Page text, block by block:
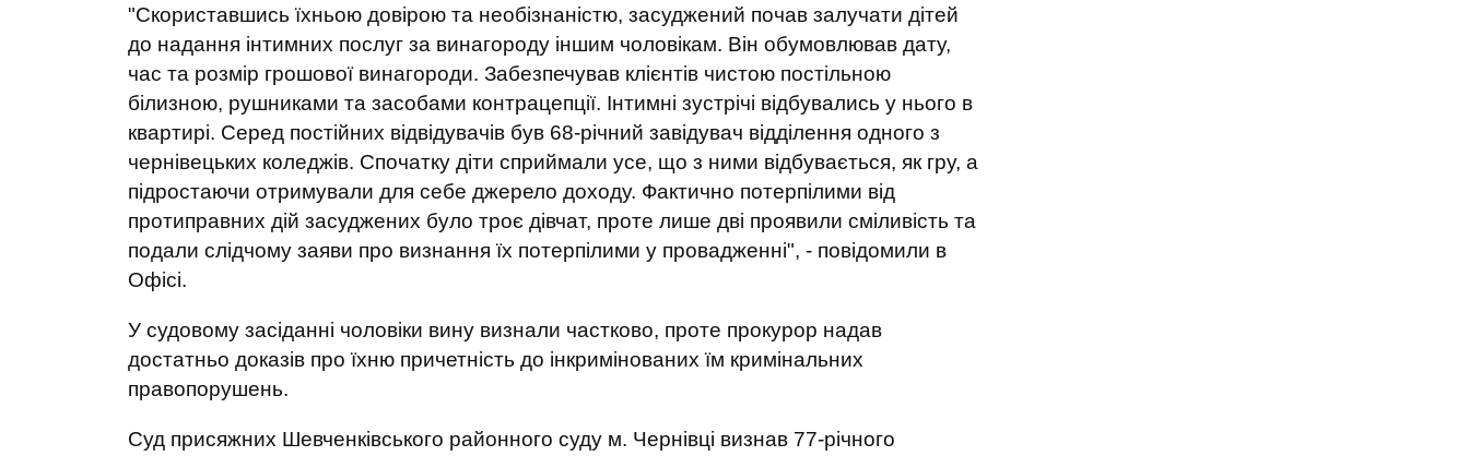
"Скориставшись їхньою довірою та необізнаністю, засуджений почав залучати дітей
до надання інтимних послуг за винагороду іншим чоловікам. Він обумовлював дату,
час та розмір грошової винагороди. Забезпечував клієнтів чистою постільною
білизною, рушниками та засобами контрацепції. Інтимні зустрічі відбувались у нього в
квартирі. Серед постійних відвідувачів був 68-річний завідувач відділення одного з
чернівецьких коледжів. Спочатку діти сприймали усе, що з ними відбувається, як гру, а
підростаючи отримували для себе джерело доходу. Фактично потерпілими від
протиправних дій засуджених було троє дівчат, проте лише дві проявили сміливість та
подали слідчому заяви про визнання їх потерпілими у провадженні", - повідомили в
Офісі.
У судовому засіданні чоловіки вину визнали частково, проте прокурор надав
достатньо доказів про їхню причетність до інкримінованих їм кримінальних
правопорушень.
Суд присяжних Шевченківського районного суду м. Чернівці визнав 77-річного